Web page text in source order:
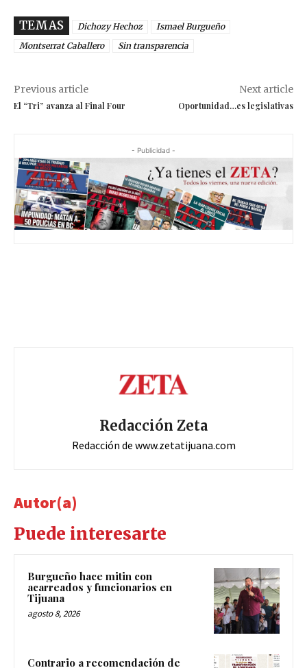
TEMAS Dichozy Hechoz
Ismael Burgueño
Montserrat Caballero
Sin transparencia
Previous article
El “Tri” avanza al Final Four
Next article
Oportunidad…es legislativas
- Publicidad -
Redacción Zeta
Redacción de www.zetatijuana.com
Autor(a)
Puede interesarte
Burgueño hace mitin con
acarreados y funcionarios en
Tijuana
agosto 8, 2026
Contrario a recomendación de